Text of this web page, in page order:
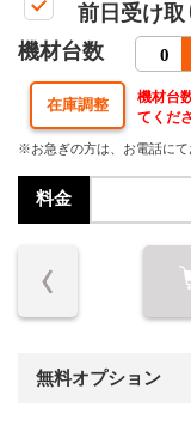
前日受け取
機材台数
機材台
てくだ
※お急ぎの方は、お電話にて
料金
無料オプション